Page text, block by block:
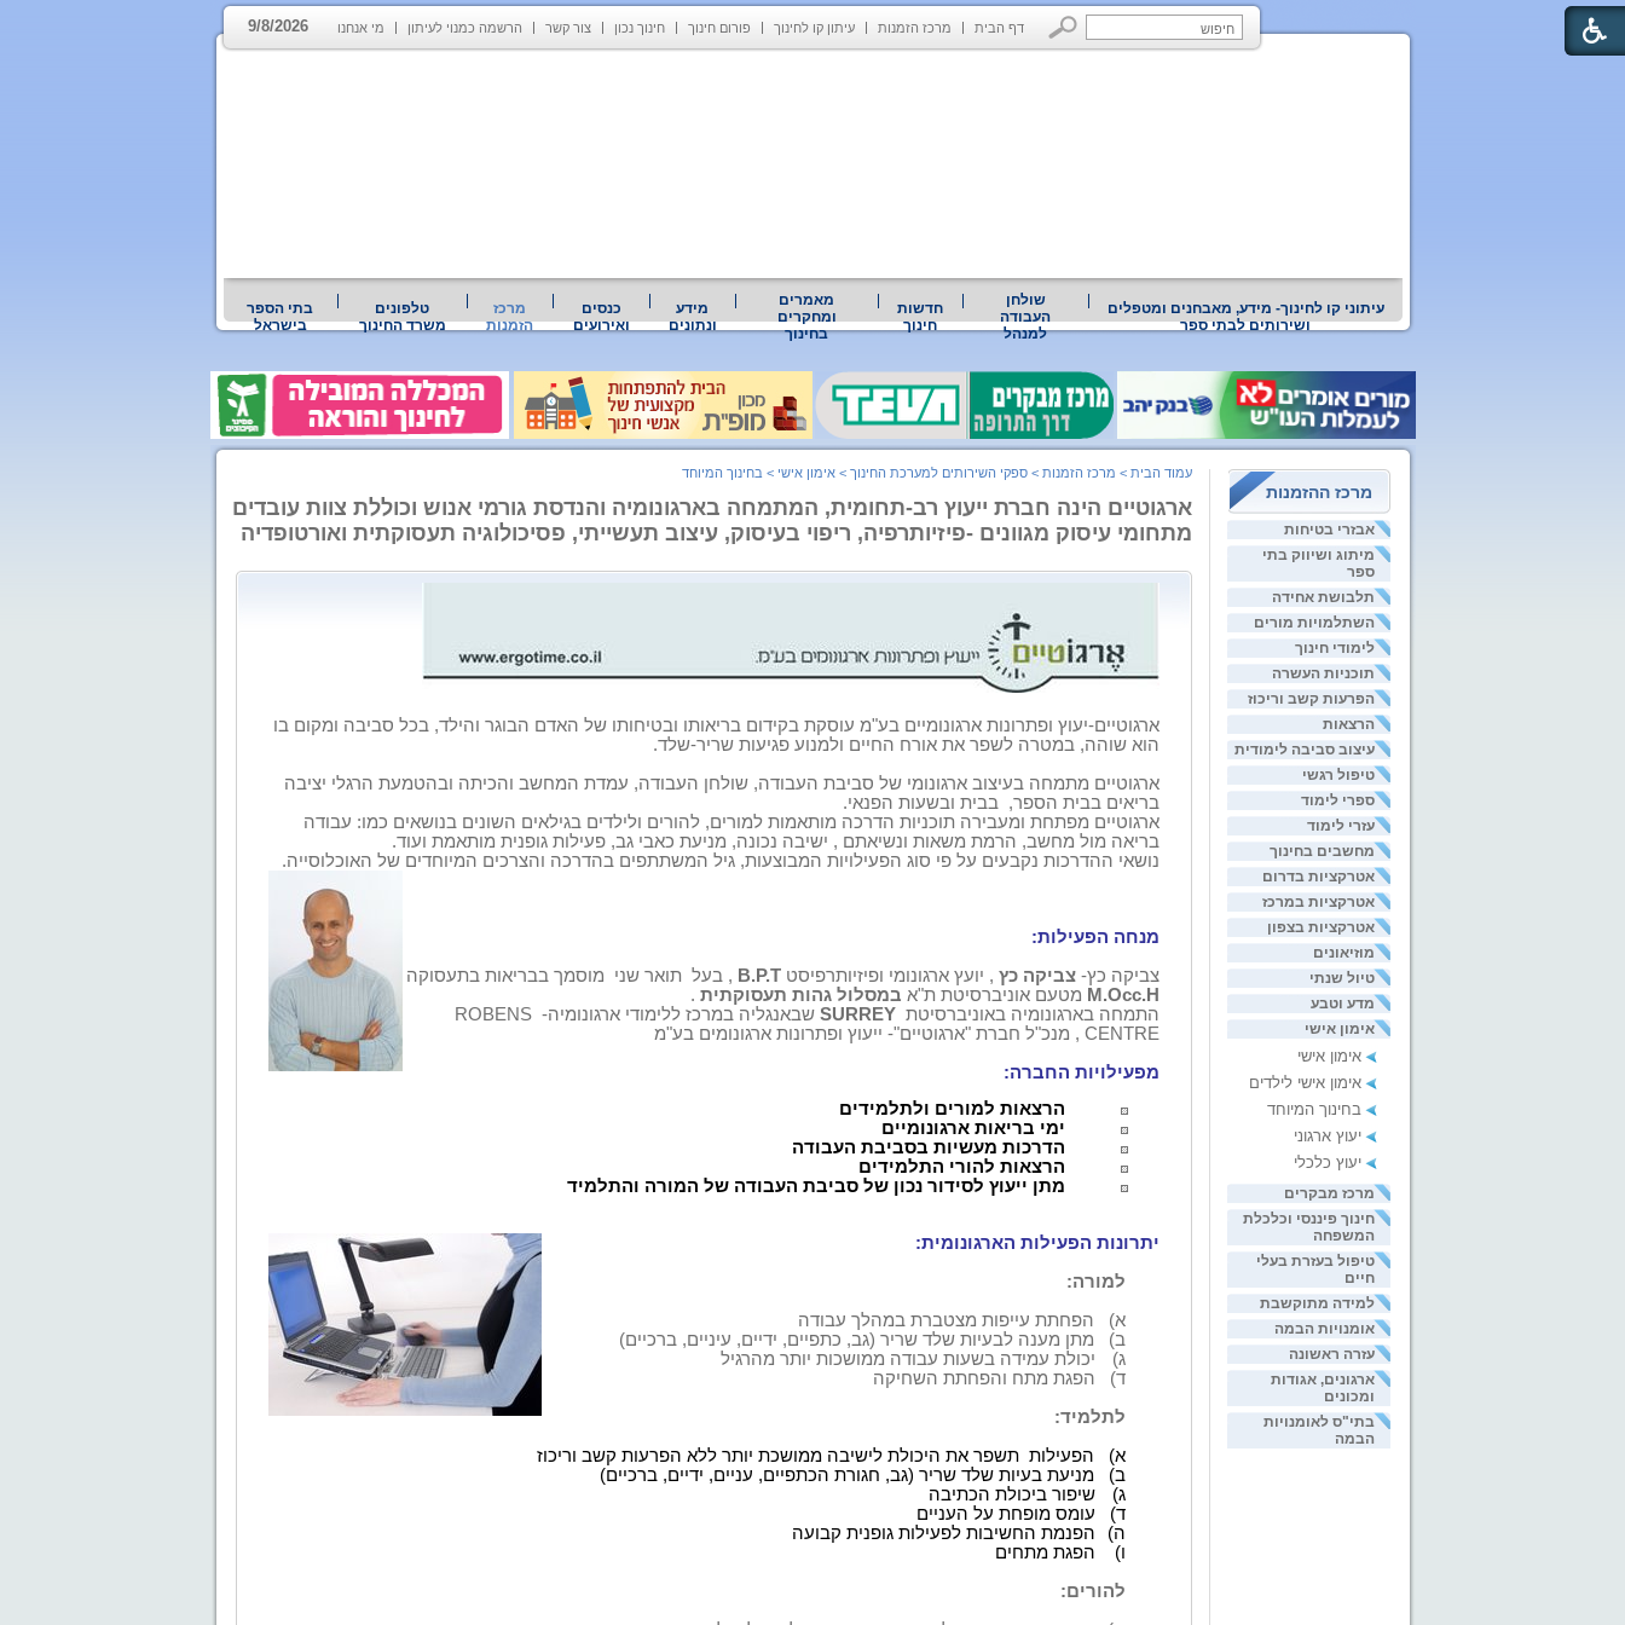
דף הבית מרכז הזמנות עיתון קו לחינוך פורום חינוך חינוך נכון צור קשר הרשמה כמנוי לעיתון מי אנחנו 9/8/2026
עיתוני קו לחינוך- מידע, מאבחנים ומטפלים
ושירותים לבתי ספר
שולחן
העבודה
למנהל
חדשות
חינוך
מאמרים
ומחקרים
בחינוך
מידע
ונתונים
כנסים
ואירועים
מרכז
הזמנות
טלפונים
משרד החינוך
בתי הספר
בישראל
מרכז ההזמנות
אבזרי בטיחות
מיתוג ושיווק בתי
ספר
תלבושת אחידה
השתלמויות מורים
לימודי חינוך
תוכניות העשרה
הפרעות קשב וריכוז
הרצאות
עיצוב סביבה לימודית
טיפול רגשי
ספרי לימוד
עזרי לימוד
מחשבים בחינוך
אטרקציות בדרום
אטרקציות במרכז
אטרקציות בצפון
מוזיאונים
טיול שנתי
מדע וטבע
אימון אישי
אימון אישי
אימון אישי לילדים
בחינוך המיוחד
יעוץ ארגוני
יעוץ כלכלי
מרכז מבקרים
חינוך פיננסי וכלכלת
המשפחה
טיפול בעזרת בעלי
חיים
למידה מתוקשבת
אומנויות הבמה
עזרה ראשונה
ארגונים, אגודות
ומכונים
בתי"ס לאומנויות
הבמה
עמוד הבית > מרכז הזמנות > ספקי השירותים למערכת החינוך > אימון אישי > בחינוך המיוחד
ארגוטיים הינה חברת ייעוץ רב-תחומית, המתמחה בארגונומיה והנדסת גורמי אנוש וכוללת צוות עובדים
מתחומי עיסוק מגוונים -פיזיותרפיה, ריפוי בעיסוק, עיצוב תעשייתי, פסיכולוגיה תעסוקתית ואורטופדיה
ארגוטיים-יעוץ ופתרונות ארגונומיים בע"מ עוסקת בקידום בריאותו ובטיחותו של האדם הבוגר והילד, בכל סביבה ומקום בו
הוא שוהה, במטרה לשפר את אורח החיים ולמנוע פגיעות שריר-שלד.
ארגוטיים מתמחה בעיצוב ארגונומי של סביבת העבודה, שולחן העבודה, עמדת המחשב והכיתה ובהטמעת הרגלי יציבה
בריאים בבית הספר,
בבית ובשעות הפנאי.
ארגוטיים מפתחת ומעבירה תוכניות הדרכה מותאמות למורים, להורים ולילדים בגילאים השונים בנושאים כמו: עבודה
בריאה מול מחשב, הרמת משאות ונשיאתם , ישיבה נכונה, מניעת כאבי גב, פעילות גופנית מותאמת ועוד.
נושאי ההדרכות נקבעים על פי סוג הפעילויות המבוצעות, גיל המשתתפים בהדרכה והצרכים המיוחדים של האוכלוסייה.
מנחה הפעילות:
צביקה כץ-צביקה כץ , יועץ ארגונומי ופיזיותרפיסטB.P.T , בעל תואר שני
מוסמך בבריאות בתעסוקה
M.Occ.H מטעם אוניברסיטת ת"א במסלול גהות תעסוקתית .
התמחה בארגונומיה באוניברסיטת SURREY שבאנגליה במרכז ללימודי ארגונומיה- ROBENS
CENTRE , מנכ"ל חברת "ארגוטיים"- ייעוץ ופתרונות ארגונומים בע"מ
מפעילויות החברה:
הרצאות למורים ולתלמידים
ימי בריאות ארגונומיים
הדרכות מעשיות בסביבת העבודה
הרצאות להורי התלמידים
מתן ייעוץ לסידור נכון של סביבת העבודה של המורה והתלמיד
יתרונות הפעילות הארגונומית:
למורה:
א)
הפחתת עייפות מצטברת במהלך עבודה
ב)
מתן מענה לבעיות שלד שריר (גב, כתפיים, ידיים, עיניים, ברכיים)
ג)
יכולת עמידה בשעות עבודה ממושכות יותר מהרגיל
ד)
הפגת מתח והפחתת השחיקה
לתלמיד:
א)
הפעילות תשפר את היכולת לישיבה ממושכת יותר ללא הפרעות קשב וריכוז
ב)
מניעת בעיות שלד שריר (גב, חגורת הכתפיים, עניים, ידיים, ברכיים)
ג)
שיפור ביכולת הכתיבה
ד)
עומס מופחת על העניים
ה)
הפנמת החשיבות לפעילות גופנית קבועה
ו)
הפגת מתחים
להורים: